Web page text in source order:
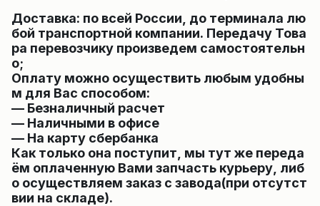
Доставка: по всей России, до терминала лю
бой транспортной компании. Передачу Това
ра перевозчику произведем самостоятельн
о;
Оплату можно осуществить любым удобны
м для Вас способом:
— Безналичный расчет
— Наличными в офисе
— На карту сбербанка
Как только она поступит, мы тут же переда
ём оплаченную Вами запчасть курьеру, либ
о осуществляем заказ с завода(при отсутст
вии на складе).